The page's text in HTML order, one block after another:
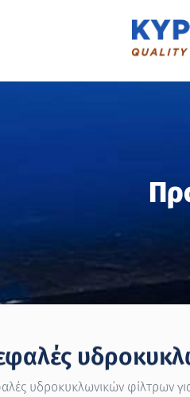
υδροκυκλωνικών φίλτρων